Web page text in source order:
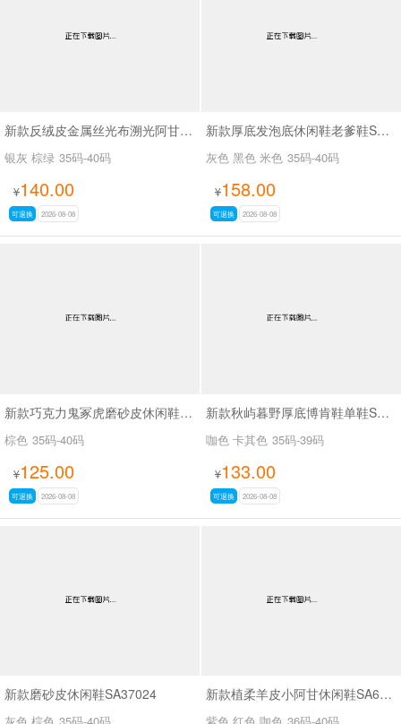
新款反绒皮金属丝光布溯光阿甘休闲鞋SA9288
银灰 棕绿 35码-40码
¥140.00
可退换 2026-08-08
新款厚底发泡底休闲鞋老爹鞋SA629-1
灰色 黑色 米色 35码-40码
¥158.00
可退换 2026-08-08
新款巧克力鬼冢虎磨砂皮休闲鞋SA9208
棕色 35码-40码
¥125.00
可退换 2026-08-08
新款秋屿暮野厚底博肯鞋单鞋SA70767
咖色 卡其色 35码-39码
¥133.00
可退换 2026-08-08
新款磨砂皮休闲鞋SA37024 新款植柔羊皮小阿甘休闲鞋SA6262B